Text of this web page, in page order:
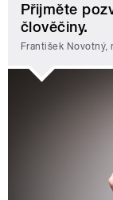
Přijměte
člověčiny.
František Novotný,